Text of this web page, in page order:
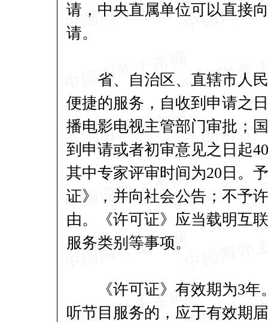
请，中央直属单位可以直接
请。
省、自治区、直辖市人民
便捷的服务，自收到申请之
播电影电视主管部门审批；
到申请或者初审意见之日起
其中专家评审时间为20日。
证》，并向社会公告；不予
由。《许可证》应当载明互
服务类别等事项。
《许可证》有效期为3年
听节目服务的，应于有效期